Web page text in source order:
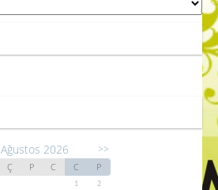
Ağustos 2026 >>
Ç P C C P
1
2